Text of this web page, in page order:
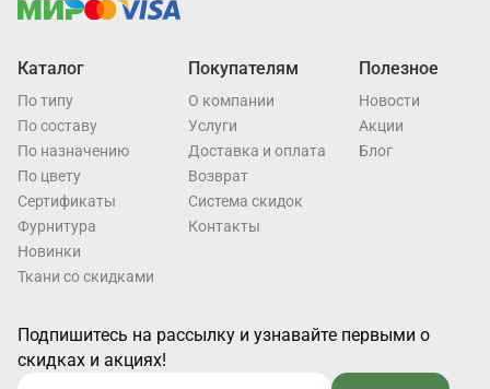
Каталог
По типу
По составу
По назначению
По цвету
Cертификаты
Фурнитура
Новинки
Ткани со скидками
Покупателям
О компании
Услуги
Доставка и оплата
Возврат
Система скидок
Контакты
Полезное
Новости
Акции
Блог
Подпишитесь на рассылку и узнавайте первыми о
скидках и акциях!